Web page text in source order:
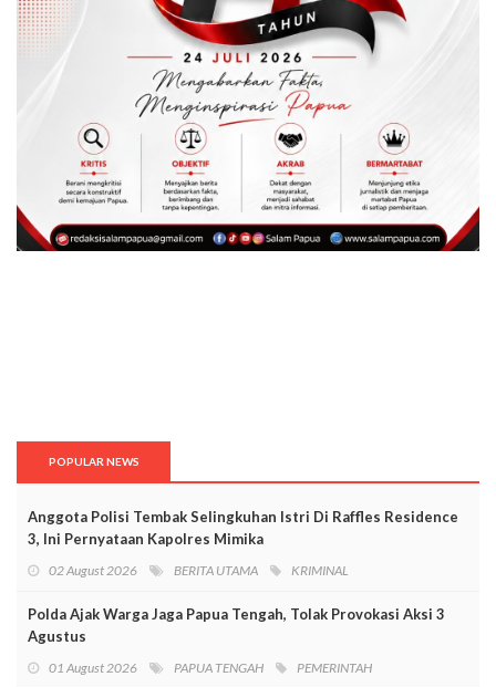
POPULAR NEWS
Anggota Polisi Tembak Selingkuhan Istri Di Raffles Residence
3, Ini Pernyataan Kapolres Mimika
02 August 2026 BERITA UTAMA KRIMINAL
Polda Ajak Warga Jaga Papua Tengah, Tolak Provokasi Aksi 3
Agustus
01 August 2026 PAPUA TENGAH PEMERINTAH